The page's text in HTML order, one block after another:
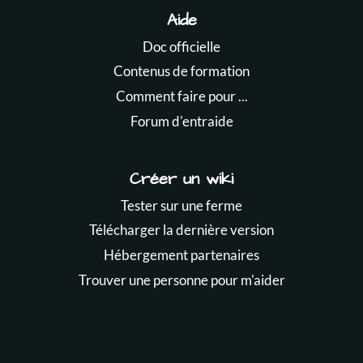
Aide
Doc officielle
Contenus de formation
Comment faire pour ...
Forum d'entraide
Créer un wiki
Tester sur une ferme
Télécharger la dernière version
Hébergement partenaires
Trouver une personne pour m'aider